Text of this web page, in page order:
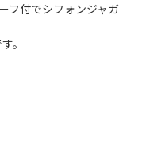
フ付でシフォンジャガ
。